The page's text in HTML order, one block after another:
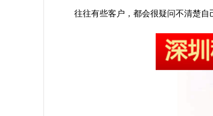
往往有些客户，都会很疑问不清楚自